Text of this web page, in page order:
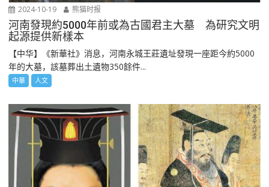
2024-10-19 熊猫时报
河南發現約5000年前或為古國君主大墓 為研究文明
起源提供新樣本
【中华】《新華社》消息，河南永城王莊遺址發現一座距今約5000
年的大墓，該墓葬出土遺物350餘件...
中華 人文